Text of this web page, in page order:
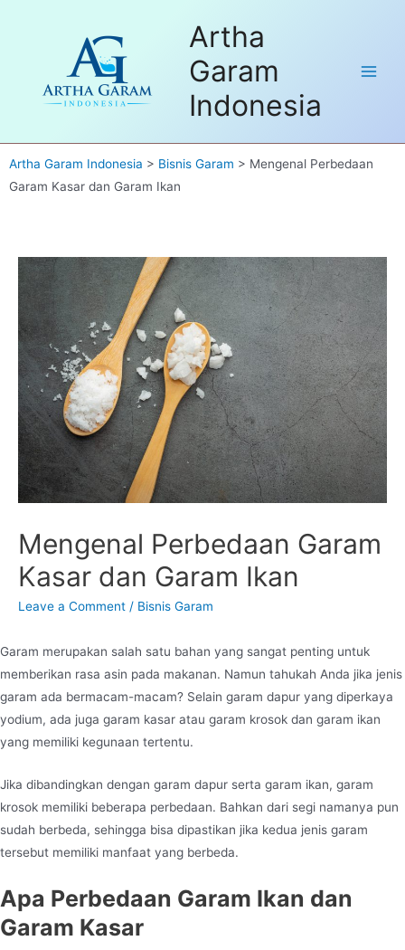
Artha
Garam
Indonesia
Artha Garam Indonesia > Bisnis Garam > Mengenal Perbedaan
Garam Kasar dan Garam Ikan
Mengenal Perbedaan Garam
Kasar dan Garam Ikan
Leave a Comment / Bisnis Garam
Garam merupakan salah satu bahan yang sangat penting untuk
memberikan rasa asin pada makanan. Namun tahukah Anda jika jenis
garam ada bermacam-macam? Selain garam dapur yang diperkaya
yodium, ada juga garam kasar atau garam krosok dan garam ikan
yang memiliki kegunaan tertentu.
Jika dibandingkan dengan garam dapur serta garam ikan, garam
krosok memiliki beberapa perbedaan. Bahkan dari segi namanya pun
sudah berbeda, sehingga bisa dipastikan jika kedua jenis garam
tersebut memiliki manfaat yang berbeda.
Apa Perbedaan Garam Ikan dan
Garam Kasar
Dapatkan FREE Sample untuk
pembelian pertama. Hubungi kami